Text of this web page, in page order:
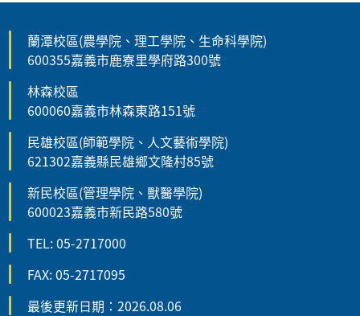
蘭潭校區(農學院、理工學院、生命科學院)
600355嘉義市鹿寮里學府路300號
林森校區
600060嘉義市林森東路151號
民雄校區(師範學院、人文藝術學院)
621302嘉義縣民雄鄉文隆村85號
新民校區(管理學院、獸醫學院)
600023嘉義市新民路580號
TEL: 05-2717000
FAX: 05-2717095
最後更新日期：2026.08.06